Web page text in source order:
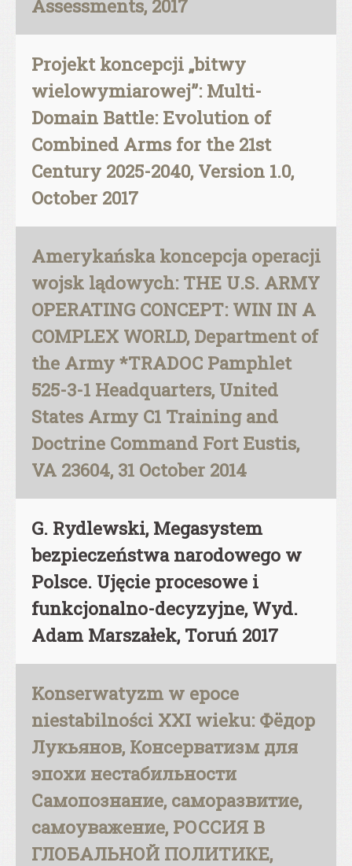
Assessments, 2017
Projekt koncepcji „bitwy
wielowymiarowej”: Multi-
Domain Battle: Evolution of
Combined Arms for the 21st
Century 2025-2040, Version 1.0,
October 2017
Amerykańska koncepcja operacji
wojsk lądowych: THE U.S. ARMY
OPERATING CONCEPT: WIN IN A
COMPLEX WORLD, Department of
the Army *TRADOC Pamphlet
525-3-1 Headquarters, United
States Army C1 Training and
Doctrine Command Fort Eustis,
VA 23604, 31 October 2014
G. Rydlewski, Megasystem
bezpieczeństwa narodowego w
Polsce. Ujęcie procesowe i
funkcjonalno-decyzyjne, Wyd.
Adam Marszałek, Toruń 2017
Konserwatyzm w epoce
niestabilności XXI wieku: Фёдор
Лукьянов, Консерватизм для
эпохи нестабильности
Самопознание, саморазвитие,
самоуважение, РОССИЯ В
ГЛОБАЛЬНОЙ ПОЛИТИКЕ,